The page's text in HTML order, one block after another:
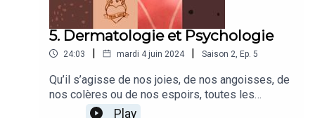
5. Dermatologie et Psychologie
24:03 | mardi 4 juin 2024 | Saison 2 Ep. 5
Qu’il s’agisse de nos joies, de nos angoisses, de
nos colères ou de nos espoirs, toutes les
émotions qui nous traversent résonnent dans
Play